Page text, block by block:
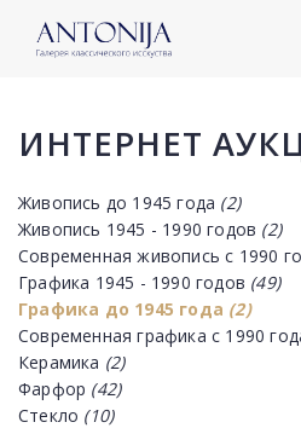
ИНТЕРНЕТ
Живопись до 1945 года (2)
Живопись 1945 - 1990 годов (2)
Современная живопись с 1990
Графика 1945 - 1990 годов (49)
Графика до 1945 года (2)
Современная графика с 1990
Керамика (2)
Фарфор (42)
Стекло (10)